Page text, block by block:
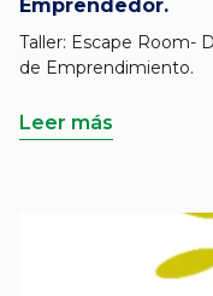
Emprendedor.
Taller: Escape Room-
de Emprendimiento.
Leer más